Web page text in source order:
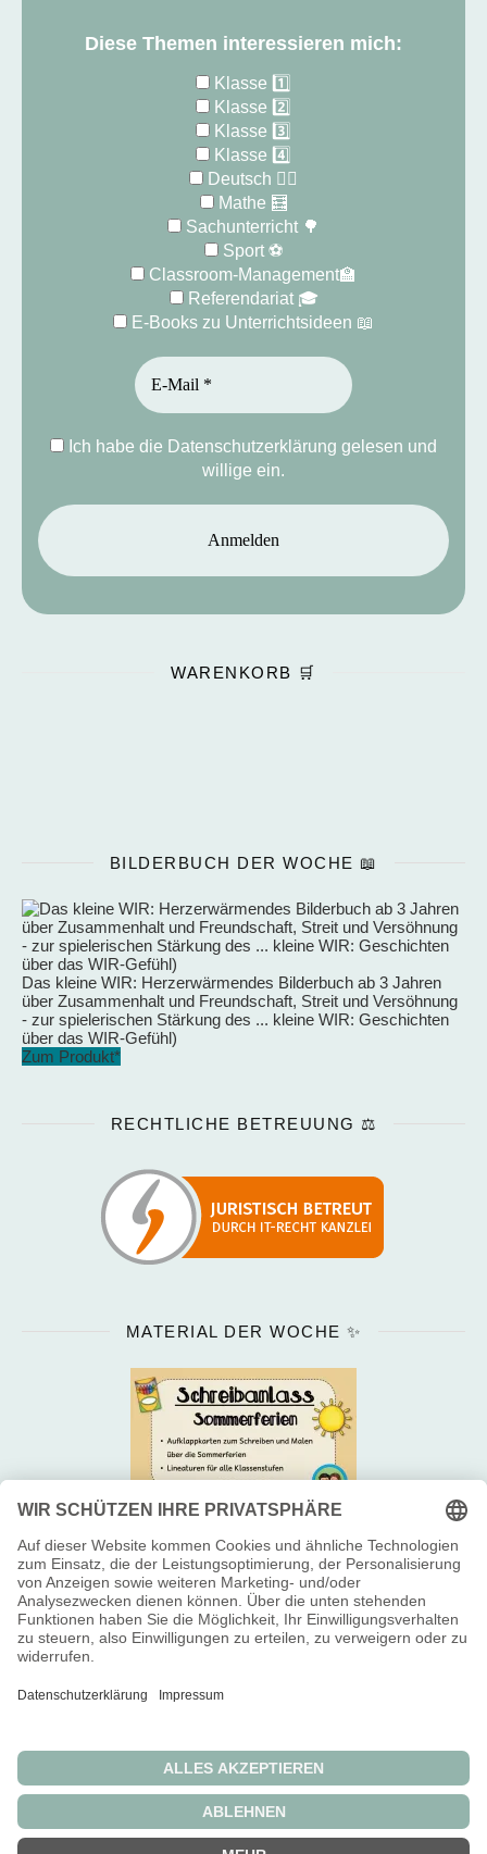
Diese Themen interessieren mich:
Klasse 1️⃣
Klasse 2️⃣
Klasse 3️⃣
Klasse 4️⃣
Deutsch ✍🏻
Mathe 🧮
Sachunterricht 🌳
Sport ⚽️
Classroom-Management🏫
Referendariat 🎓
E-Books zu Unterrichtsideen 📖
Ich habe die Datenschutzerklärung gelesen und
willige ein.
WARENKORB 🛒
BILDERBUCH DER WOCHE 📖
Das kleine WIR: Herzerwärmendes Bilderbuch ab 3 Jahren
über Zusammenhalt und Freundschaft, Streit und Versöhnung
- zur spielerischen Stärkung des ... kleine WIR: Geschichten
über das WIR-Gefühl)
Zum Produkt*
RECHTLICHE BETREUUNG ⚖️
MATERIAL DER WOCHE ✨
Newsletter 📬 Über uns 😊 Impressum 👥 Widerrufsbelehrung